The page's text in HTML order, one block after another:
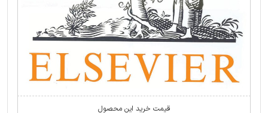
قیمت خرید این محصول